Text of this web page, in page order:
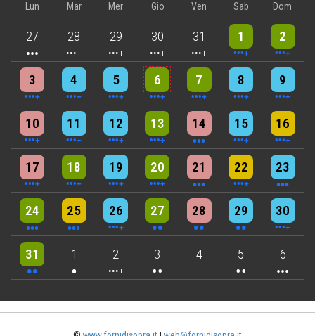
Lun Mar Mer Gio Ven Sab Dom
27
3 events 28
4 events 29
5 events 30
5 events 31
5 events 1
10 events 2
8 events
3
4 events 4
4 events 5
7 events 6
6 events 7
5 events 8
7 events 9
8 events
10
6 events 11
7 events 12
7 events 13
9 events 14
3 events 15
6 events 16
4 events
17
5 events 18
6 events 19
7 events 20
6 events 21
3 events 22
4 events 23
3 events
24
3 events 25
3 events 26
6 events 27
2 events 28
2 events 29
2 events 30
4 events
31
2 events 1
One event 2
4 events 3
2 events 4 5
2 events 6
3 events